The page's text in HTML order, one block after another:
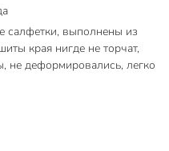
салфетки, выполнены из
края нигде не торчат,
не деформировались, легко